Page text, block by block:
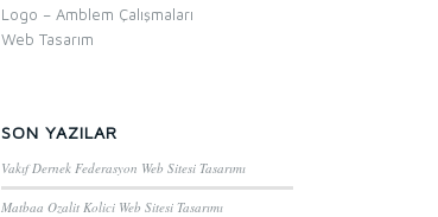
Logo – Amblem Çalışmaları
Web Tasarım
SON YAZILAR
Vakıf Dernek Federasyon Web Sitesi Tasarımı
Matbaa Ozalit Kolici Web Sitesi Tasarımı